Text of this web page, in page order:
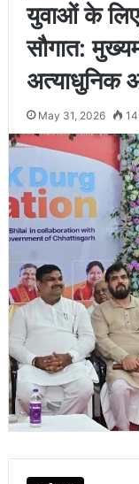
युवाओं के
सौगात:
अत्याधुनिक
May 31, 2026 14